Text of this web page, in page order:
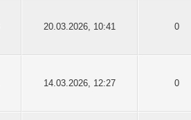
20.03.2026, 10:41 0
14.03.2026, 12:27 0